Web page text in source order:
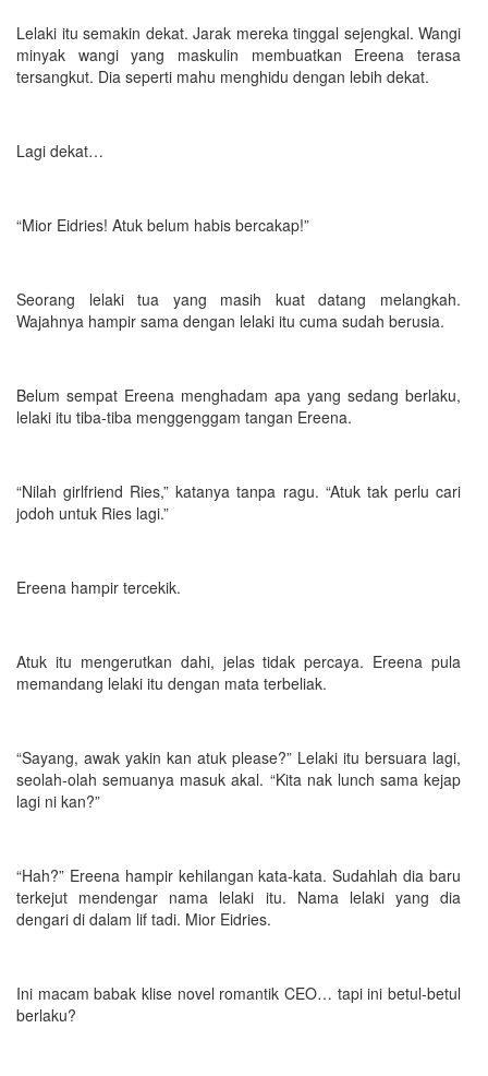
Lelaki itu semakin dekat. Jarak mereka tinggal sejengkal. Wangi
minyak wangi yang maskulin membuatkan Ereena terasa
tersangkut. Dia seperti mahu menghidu dengan lebih dekat.
Lagi dekat…
“Mior Eidries! Atuk belum habis bercakap!”
Seorang lelaki tua yang masih kuat datang melangkah.
Wajahnya hampir sama dengan lelaki itu cuma sudah berusia.
Belum sempat Ereena menghadam apa yang sedang berlaku,
lelaki itu tiba-tiba menggenggam tangan Ereena.
“Nilah girlfriend Ries,” katanya tanpa ragu. “Atuk tak perlu cari
jodoh untuk Ries lagi.”
Ereena hampir tercekik.
Atuk itu mengerutkan dahi, jelas tidak percaya. Ereena pula
memandang lelaki itu dengan mata terbeliak.
“Sayang, awak yakin kan atuk please?” Lelaki itu bersuara lagi,
seolah-olah semuanya masuk akal. “Kita nak lunch sama kejap
lagi ni kan?”
“Hah?” Ereena hampir kehilangan kata-kata. Sudahlah dia baru
terkejut mendengar nama lelaki itu. Nama lelaki yang dia
dengari di dalam lif tadi. Mior Eidries.
Ini macam babak klise novel romantik CEO… tapi ini betul-betul
berlaku?